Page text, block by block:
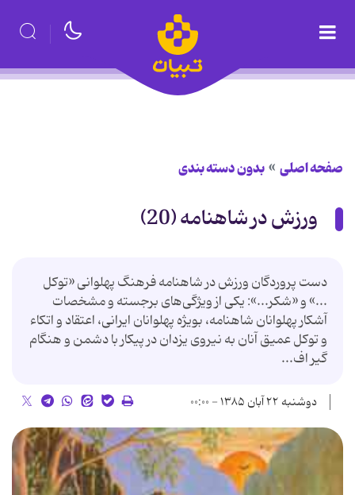
صفحه اصلی بدون دسته بندی
ورزش در شاهنامه (20)
دست پروردگان ورزش در شاهنامه فرهنگ پهلوانی «توکل
...» و «شکر...»: یکی از ویژگی‌های برجسته و مشخصات
آشکار پهلوانان شاهنامه، بویژه پهلوانان ایرانی، اعتقاد و اتکاء
و توکل عمیق آنان به نیروی یزدان در پیکار با دشمن و هنگام
گیر اف...
دوشنبه ۲۲ آبان ۱۳۸۵ - ۰۰:۰۰